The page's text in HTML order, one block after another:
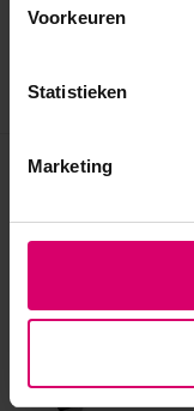
Voorkeuren
Statistieken
Marketing
Eerder bekeken